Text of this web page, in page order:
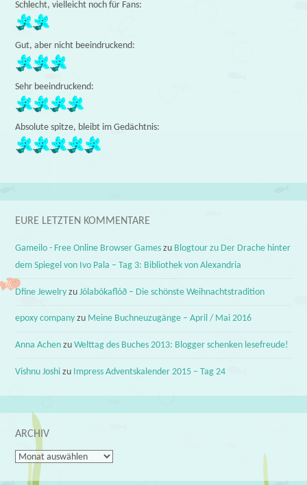
Schlecht, vielleicht noch für Fans:
Gut, aber nicht beeindruckend:
Sehr beeindruckend:
Absolute spitze, bleibt im Gedächtnis:
EURE LETZTEN KOMMENTARE
Gameilo - Free Online Browser Games zu Blogtour zu Der Drache hinter
dem Spiegel von Ivo Pala – Tag 3: Bibliothek von Alexandria
Dfine Jewelry zuJólabókaflóð – Die schönste Weihnachtstradition
epoxy company zu Meine Buchneuzugänge – April / Mai 2016
Anna Achen zuWelttag des Buches 2013: Blogger schenken lesefreude!
Vishnu Joshi zu Impress Adventskalender 2015 – Tag 24
ARCHIV
Archiv